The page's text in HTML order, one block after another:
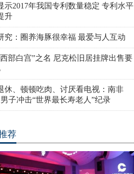
示2017年我国专利数量稳定 专利水平
升
究：圈养海豚很幸福 最爱与人互动
部白宫”之名 尼克松旧居挂牌出售要
休、顿顿吃肉、讨厌看电视：南非
子冲击“世界最长寿老人”纪录
荐